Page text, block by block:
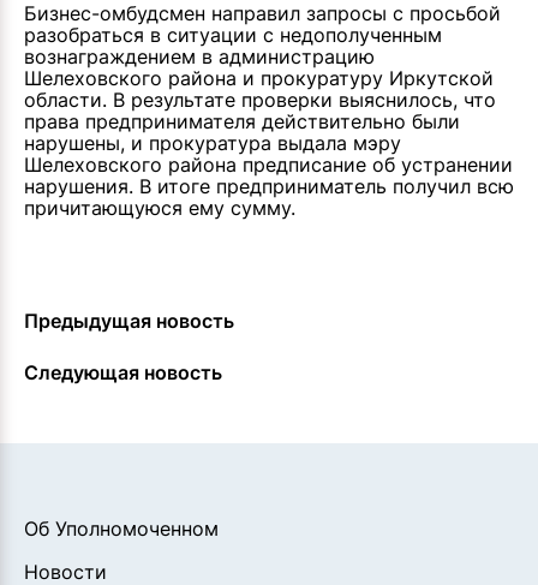
Бизнес-омбудсмен направил запросы с просьбой
разобраться в ситуации с недополученным
вознаграждением в администрацию
Шелеховского района и прокуратуру Иркутской
области. В результате проверки выяснилось, что
права предпринимателя действительно были
нарушены, и прокуратура выдала мэру
Шелеховского района предписание об устранении
нарушения. В итоге предприниматель получил всю
причитающуюся ему сумму.
Предыдущая новость
Следующая новость
Об Уполномоченном
Новости